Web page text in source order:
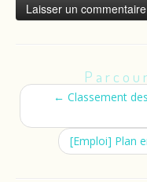
← Classement
[Emploi] Plan